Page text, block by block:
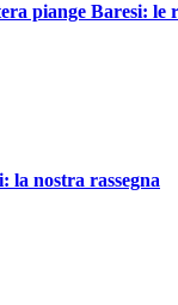
piange Baresi: le
la nostra rassegna